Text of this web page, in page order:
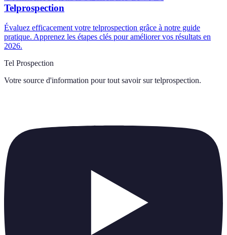
Telprospection
Évaluez efficacement votre telprospection grâce à notre guide
pratique. Apprenez les étapes clés pour améliorer vos résultats en
2026.
Tel Prospection
Votre source d'information pour tout savoir sur telprospection.